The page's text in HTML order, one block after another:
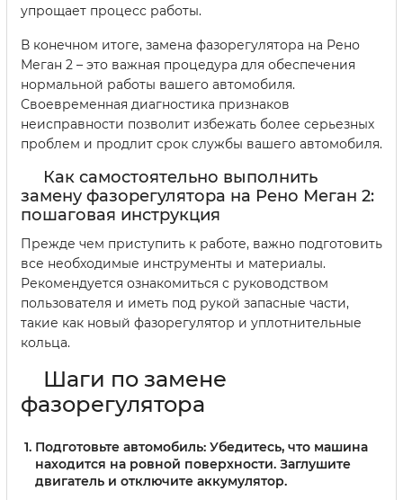
упрощает процесс работы.
В конечном итоге, замена фазорегулятора на Рено
Меган 2 – это важная процедура для обеспечения
нормальной работы вашего автомобиля.
Своевременная диагностика признаков
неисправности позволит избежать более серьезных
проблем и продлит срок службы вашего автомобиля.
Как самостоятельно выполнить
замену фазорегулятора на Рено Меган 2:
пошаговая инструкция
Прежде чем приступить к работе, важно подготовить
все необходимые инструменты и материалы.
Рекомендуется ознакомиться с руководством
пользователя и иметь под рукой запасные части,
такие как новый фазорегулятор и уплотнительные
кольца.
Шаги по замене
фазорегулятора
Подготовьте автомобиль: Убедитесь, что машина
находится на ровной поверхности. Заглушите
двигатель и отключите аккумулятор.